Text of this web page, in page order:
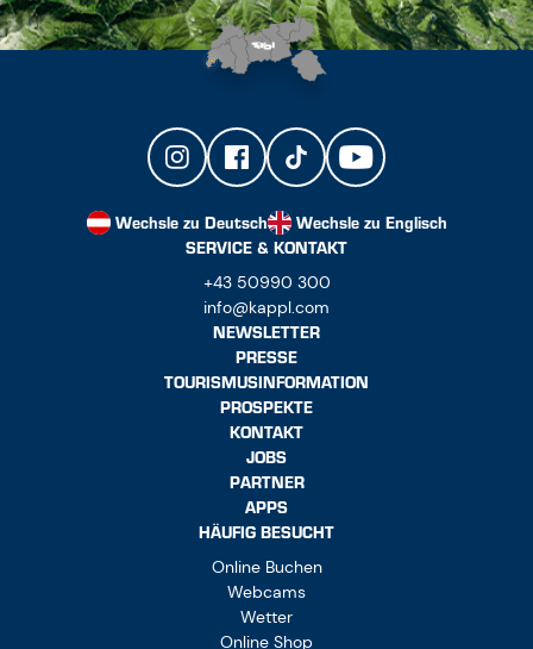
Wechsle zu Deutsch
Wechsle zu Englisch
SERVICE & KONTAKT
+43 50990 300
info@kappl.com
NEWSLETTER
PRESSE
TOURISMUSINFORMATION
PROSPEKTE
KONTAKT
JOBS
PARTNER
APPS
HÄUFIG BESUCHT
Online Buchen
Webcams
Wetter
Online Shop